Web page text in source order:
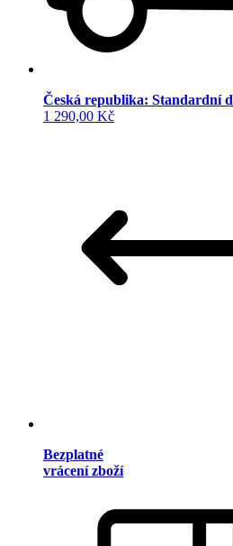
Česká republika: Standardní
1 290,00 Kč
Bezplatné
vrácení zboží